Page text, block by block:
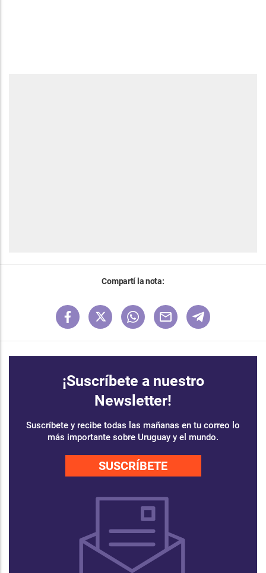
Compartí la nota:
¡Suscríbete a nuestro
Newsletter!
Suscríbete y recibe todas las mañanas en tu correo lo
más importante sobre Uruguay y el mundo.
SUSCRÍBETE